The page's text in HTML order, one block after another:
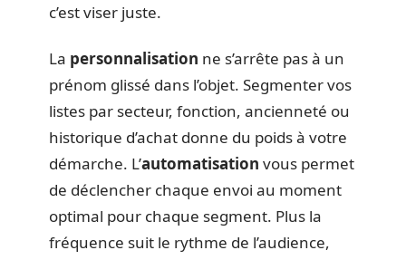
c’est viser juste.
La personnalisation ne s’arrête pas à un
prénom glissé dans l’objet. Segmenter vos
listes par secteur, fonction, ancienneté ou
historique d’achat donne du poids à votre
démarche. L’automatisation vous permet
de déclencher chaque envoi au moment
optimal pour chaque segment. Plus la
fréquence suit le rythme de l’audience,